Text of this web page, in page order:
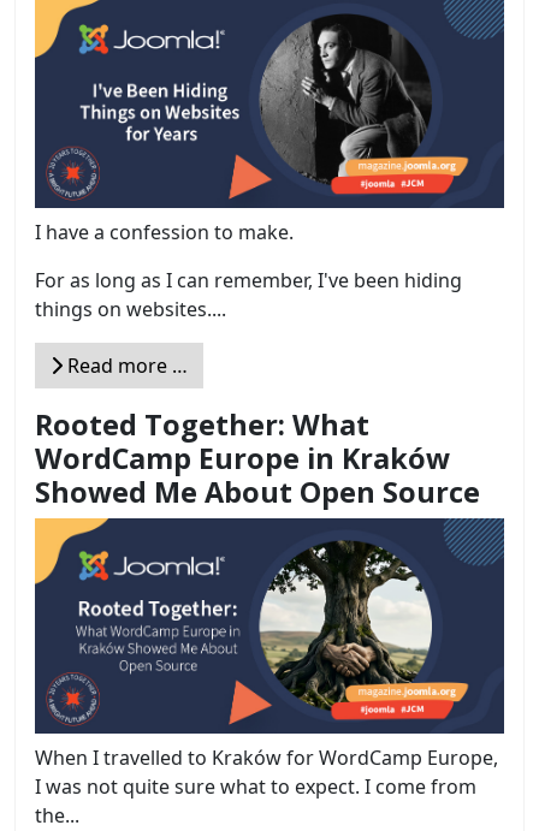
I have a confession to make.
For as long as I can remember, I've been hiding
things on websites....
Read more …
Rooted Together: What
WordCamp Europe in Kraków
Showed Me About Open Source
When I travelled to Kraków for WordCamp Europe,
I was not quite sure what to expect. I come from
the...